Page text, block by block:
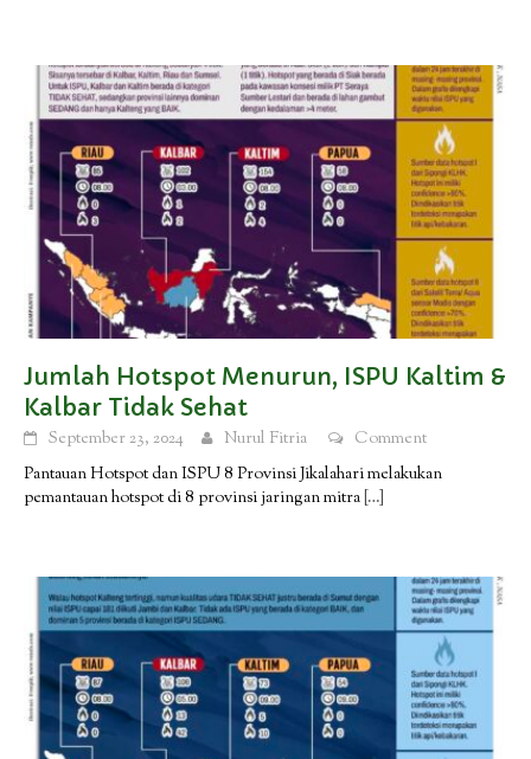
Jumlah Hotspot Menurun, ISPU Kaltim &
Kalbar Tidak Sehat
September 23, 2024 Nurul Fitria
Comment
Pantauan Hotspot dan ISPU 8 Provinsi Jikalahari melakukan
pemantauan hotspot di 8 provinsi jaringan mitra […]